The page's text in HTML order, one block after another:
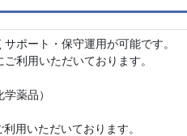
ポート・保守運用が可能です。
利用いただいております。
薬品）
用いただいております。